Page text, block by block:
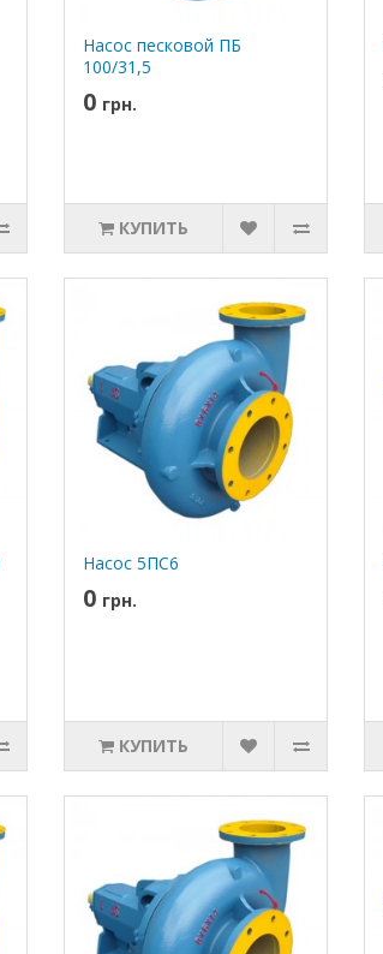
Насос песковой ПБ
100/31,5
0 грн.
КУПИТЬ
Насос 5ПС6
0 грн.
КУПИТЬ